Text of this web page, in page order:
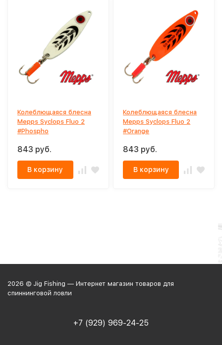
Колеблющаяся блесна
Mepps Syclops Fluo 2
#Phospho
843 руб.
В корзину
Колеблющаяся блесна
Mepps Syclops Fluo 2
#Orange
843 руб.
В корзину
2026 © Jig Fishing — Интернет магазин товаров для
спиннинговой ловли
+7 (929) 969-24-25